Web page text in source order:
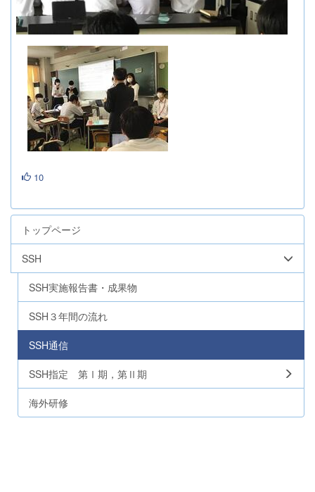
10
トップページ
SSH
SSH実施報告書・成果物
SSH３年間の流れ
SSH通信
SSH指定 第Ⅰ期，第Ⅱ期
海外研修